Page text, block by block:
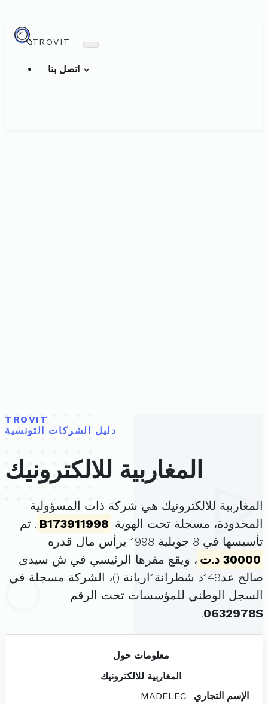
TROVIT
TROVIT
دليل الشركات التونسية
المغاربية للالكترونيك
المغاربية للالكترونيك هي شركة ذات المسؤولية
المحدودة، مسجلة تحت الهوية B173911998 . تم
تأسيسها في 8 جويلية 1998 برأس مال قدره
30000 د.ت
، ويقع مقرها الرئيسي في ش سيدى
صالح عد149د شطرانة1اريانة (
)، الشركة مسجلة في
السجل الوطني للمؤسسات تحت الرقم
0632978S
.
معلومات حول
المغاربية للالكترونيك
الإسم التجاري
MADELEC